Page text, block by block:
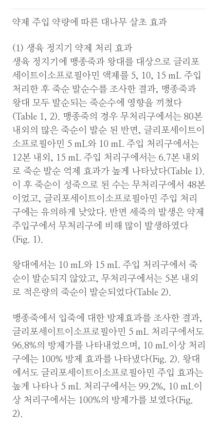
약제 주입 약량에 따른 대나무 살초 효과
(1) 생육 정지기 약제 처리 효과
생육 정지기에 맹종죽과 왕대를 대상으로 글리포
세이트이소프로필아민 액제를 5, 10, 15 mL 주입
처리한 후 죽순 발순수를 조사한 결과, 맹종죽과
왕대 모두 발순되는 죽순수에 영향을 끼쳤다
(Table 1, 2). 맹종죽의 경우 무처리구에서는 80본
내외의 많은 죽순이 발순 된 반면, 글리포세이트이
소프로필아민 5 mL와 10 mL 주입 처리구에서는
12본 내외, 15 mL 주입 처리구에서는 6.7본 내외
로 죽순 발순 억제 효과가 높게 나타났다(Table 1).
이 후 죽순이 성죽으로 된 수는 무처리구에서 48본
이었고, 글리포세이트이소프로필아민 주입 처리
구에는 유의하게 낮았다. 반면 세죽의 발생은 약제
주입구에서 무처리구에 비해 많이 발생하였다
(Fig. 1).
왕대에서는 10 mL와 15 mL 주입 처리구에서 죽
순이 발순되지 않았고, 무처리구에서는 5본 내외
로 적은량의 죽순이 발순되었다(Table 2).
맹종죽에서 입죽에 대한 방제효과를 조사한 결과,
글리포세이트이소프로필아민 5 mL 처리구에서도
96.8%의 방제가를 나타내었으며, 10 mL이상 처리
구에는 100% 방제 효과를 나타냈다(Fig. 2). 왕대
에서도 글리포세이트이소프로필아민 주입 효과는
높게 나타나 5 mL 처리구에서는 99.2%, 10 mL이
상 처리구에서는 100%의 방제가를 보였다(Fig.
2).